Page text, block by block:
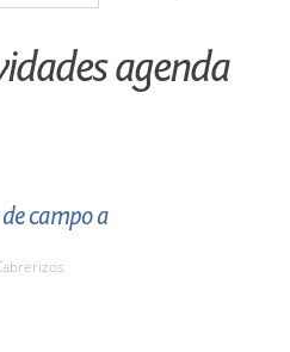
agenda
campo a